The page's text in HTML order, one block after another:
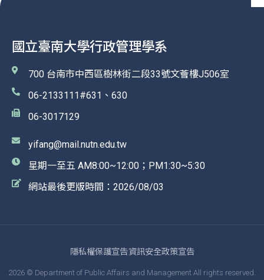
國立臺南大學行政管理學系
700 台南市中西區樹林街二段33號文薈樓J506室
06-2133111#631、630
06-3017129
yifang@mail.nutn.edu.tw
星期一至五 AM8:00~12:00；PM1:30~5:30
網站最後更版時間：2026/08/03
隱私權保護宣告資訊安全政策宣告
2026 © Department of Public Affairs and Management All rights reserved.